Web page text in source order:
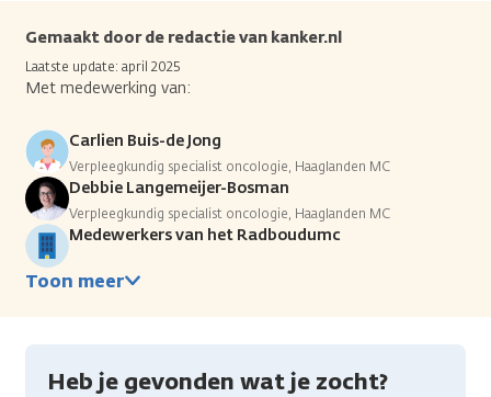
Gemaakt door de redactie van kanker.nl
Laatste update: april 2025
Met medewerking van:
Carlien Buis-de Jong
Verpleegkundig specialist oncologie, Haaglanden MC
Debbie Langemeijer-Bosman
Verpleegkundig specialist oncologie, Haaglanden MC
Medewerkers van het Radboudumc
Toon meer
Heb je gevonden wat je zocht?